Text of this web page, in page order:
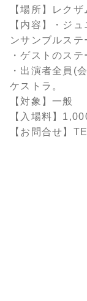
【場所】レク
【内容】・ジ
ンサンブルス
・ゲストのステ
・出演者全員(
ケストラ。
【対象】一般
【入場料】
【お問合せ】